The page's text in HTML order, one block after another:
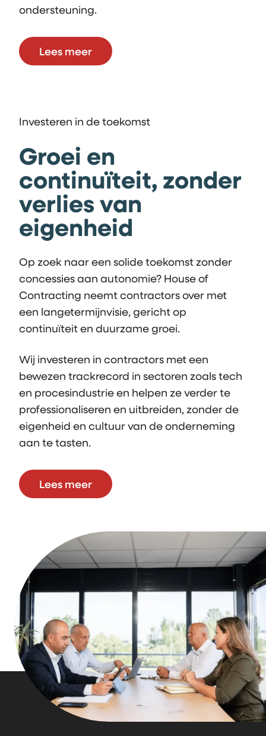
ondersteuning.
Lees meer
Investeren in de toekomst
Groei en
continuïteit, zonder
verlies van
eigenheid
Op zoek naar een solide toekomst zonder
concessies aan autonomie? House of
Contracting neemt contractors over met
een langetermijnvisie, gericht op
continuïteit en duurzame groei.
Wij investeren in contractors met een
bewezen trackrecord in sectoren zoals tech
en procesindustrie en helpen ze verder te
professionaliseren en uitbreiden, zonder de
eigenheid en cultuur van de onderneming
aan te tasten.
Lees meer